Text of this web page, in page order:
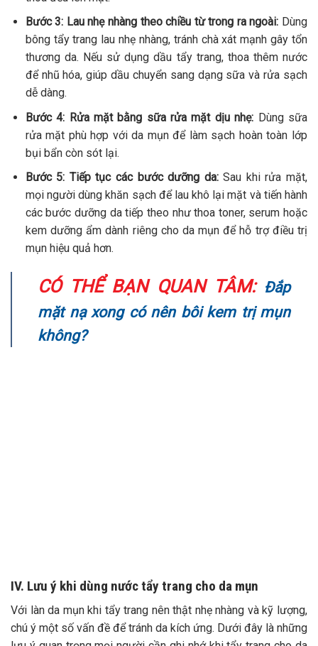
Bước 3: Lau nhẹ nhàng theo chiều từ trong ra ngoài: Dùng
bông tẩy trang lau nhẹ nhàng, tránh chà xát mạnh gây tổn
thương da. Nếu sử dụng dầu tẩy trang, thoa thêm nước
để nhũ hóa, giúp dầu chuyển sang dạng sữa và rửa sạch
dễ dàng.
Bước 4: Rửa mặt bằng sữa rửa mặt dịu nhẹ: Dùng sữa
rửa mặt phù hợp với da mụn để làm sạch hoàn toàn lớp
bụi bẩn còn sót lại.
Bước 5: Tiếp tục các bước dưỡng da:Sau khi rửa mặt,
mọi người dùng khăn sạch để lau khô lại mặt và tiến hành
các bước dưỡng da tiếp theo như thoa toner, serum hoặc
kem dưỡng ẩm dành riêng cho da mụn để hỗ trợ điều trị
mụn hiệu quả hơn.
CÓ THỂ BẠN QUAN TÂM: Đắp
mặt nạ xong có nên bôi kem trị mụn
không?
IV. Lưu ý khi dùng nước tẩy trang cho da mụn
Với làn da mụn khi tẩy trang nên thật nhẹ nhàng và kỹ lượng,
chú ý một số vấn đề để tránh da kích ứng. Dưới đây là những